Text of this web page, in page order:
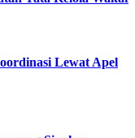
Lewat Apel